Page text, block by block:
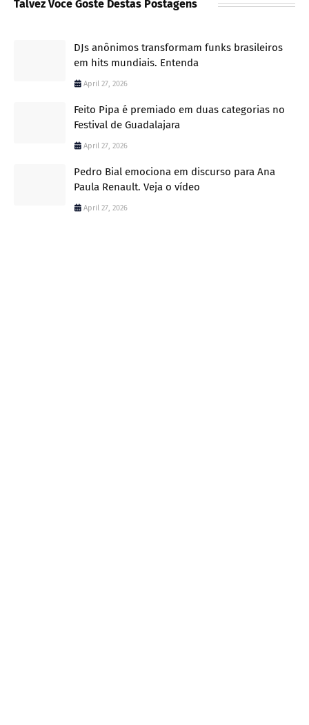
Talvez Você Goste Destas Postagens
DJs anônimos transformam funks brasileiros
em hits mundiais. Entenda
April 27, 2026
Feito Pipa é premiado em duas categorias no
Festival de Guadalajara
April 27, 2026
Pedro Bial emociona em discurso para Ana
Paula Renault. Veja o vídeo
April 27, 2026